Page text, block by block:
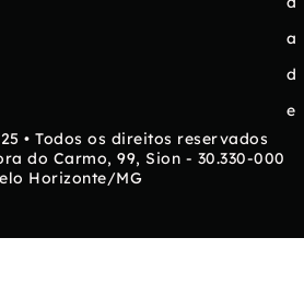
a
d
e
• Todos os direitos reservados
do Carmo, 99, Sion - 30.330-000
Horizonte/MG